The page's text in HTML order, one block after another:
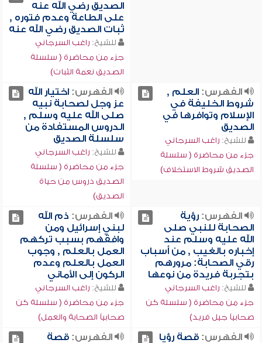
الصديق رضي الله عنه
على الطاعة وعدم فتوره ,
ثبات الصديق رضي الله عنه
للشيخ: راغب السرجاني
جزء من محاضرة ( سلسلة
الصديق نعمة الثبات)
الفهرس:العلم ,
شروط الخليفة في
الإسلام وتوافرها في
الصديق
للشيخ: راغب السرجاني
جزء من محاضرة ( سلسلة
الصديق شروط الاستخلاف)
الفهرس:اختيار الله
عز وجل لصحابة نبيه
صلى الله عليه وسلم ,
الدروس المستفادة من
سلسلة الصديق
للشيخ: راغب السرجاني
جزء من محاضرة ( سلسلة
الصديق دروس من حياة
الصديق)
الفهرس:رؤية
الصحابة للنبي صلى
الله عليه وسلم عند
إخباره بالغيب , من أسباب
رقي الصحابة: مرورهم
بتجربة فريدة من نوعها
للشيخ: راغب السرجاني
جزء من محاضرة ( سلسلة كن
صحابياً جيل فريد)
الفهرس: ذم الله
لبني إسرائيل ومن
وافقهم بسبب تركهم
العمل بالعلم , وجوب
العمل بالعلم وعدم
الركون إلى الأماني
للشيخ: راغب السرجاني
جزء من محاضرة ( سلسلة كن
صحابياً الصحابة والعمل)
الفهرس:قصة رؤيا
الفهرس:قصة